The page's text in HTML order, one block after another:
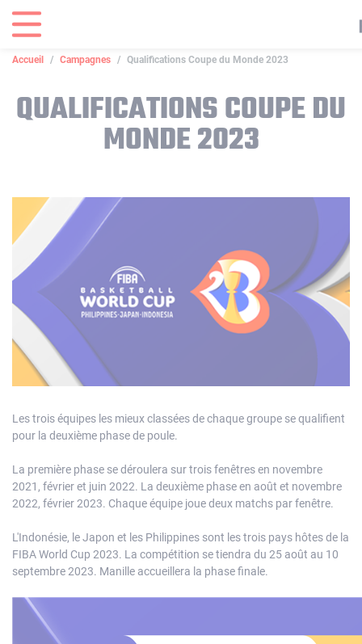
Accueil Campagnes Qualifications Coupe du Monde 2023
QUALIFICATIONS COUPE DU
MONDE 2023
Les trois équipes les mieux classées de chaque groupe se qualifient
pour la deuxième phase de poule.
La première phase se déroulera sur trois fenêtres en novembre
2021, février et juin 2022. La deuxième phase en août et novembre
2022, février 2023. Chaque équipe joue deux matchs par fenêtre.
L'Indonésie, le Japon et les Philippines sont les trois pays hôtes de la
FIBA World Cup 2023. La compétition se tiendra du 25 août au 10
septembre 2023. Manille accueillera la phase finale.